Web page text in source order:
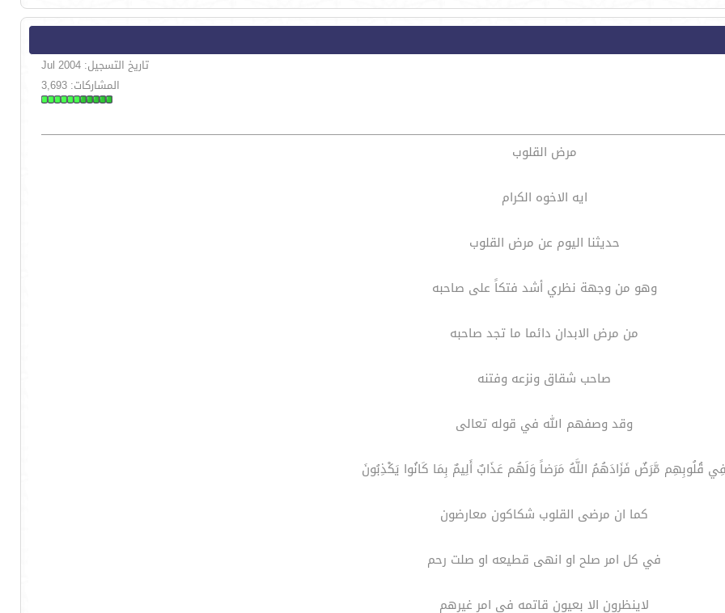
تاريخ التسجيل: Jul 2004
المشاركات: 3,693
مرض القلوب
ايه الاخوه الكرام
حديثنا اليوم عن مرض القلوب
وهو من وجهة نظري أشد فتكاً على صاحبه
من مرض الابدان دائما ما تجد صاحبه
صاحب شقاق ونزعه وفتنه
وقد وصفهم الله في قوله تعالى
قُلُوبِهِم مَّرَضٌ فَزَادَهُمُ اللَّهُ مَرَضاً وَلَهُم عَذَابٌ أَلِيمٌ بِمَا كَانُوا يَكْذِبُونَ
كما ان مرضى القلوب شكاكون معارضون
في كل امر صلح او انهى قطيعه او صلت رحم
لاينظرون الا بعيون قاتمه في امر غيرهم